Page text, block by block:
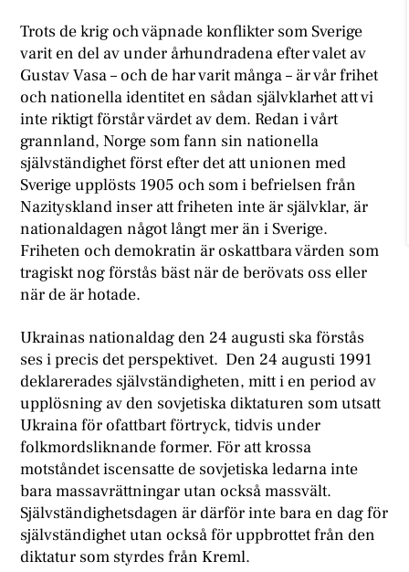
Trots de krig och väpnade konflikter som Sverige
varit en del av under århundradena efter valet av
Gustav Vasa – och de har varit många – är vår frihet
och nationella identitet en sådan självklarhet att vi
inte riktigt förstår värdet av dem. Redan i vårt
grannland, Norge som fann sin nationella
självständighet först efter det att unionen med
Sverige upplösts 1905 och som i befrielsen från
Nazityskland inser att friheten inte är självklar, är
nationaldagen något långt mer än i Sverige.
Friheten och demokratin är oskattbara värden som
tragiskt nog förstås bäst när de berövats oss eller
när de är hotade.
Ukrainas nationaldag den 24 augusti ska förstås
ses i precis det perspektivet. Den 24 augusti 1991
deklarerades självständigheten, mitt i en period av
upplösning av den sovjetiska diktaturen som utsatt
Ukraina för ofattbart förtryck, tidvis under
folkmordsliknande former. För att krossa
motståndet iscensatte de sovjetiska ledarna inte
bara massavrättningar utan också massvält.
Självständighetsdagen är därför inte bara en dag för
självständighet utan också för uppbrottet från den
diktatur som styrdes från Kreml.